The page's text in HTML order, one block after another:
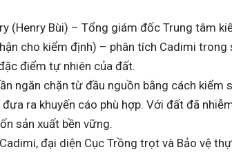
(Henry Bùi) – Tổng giám đốc Trung tâm
cho kiểm định) – phân tích Cadimi trong
điểm tự nhiên của đất.
ngăn chặn từ đầu nguồn bằng cách kiểm
ra khuyến cáo phù hợp. Với đất đã
sản xuất bền vững.
đại diện Cục Trồng trọt và Bảo vệ